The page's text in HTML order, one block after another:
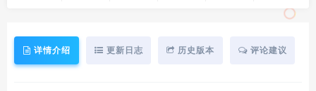
详情介绍 更新日志 历史版本 评论建议